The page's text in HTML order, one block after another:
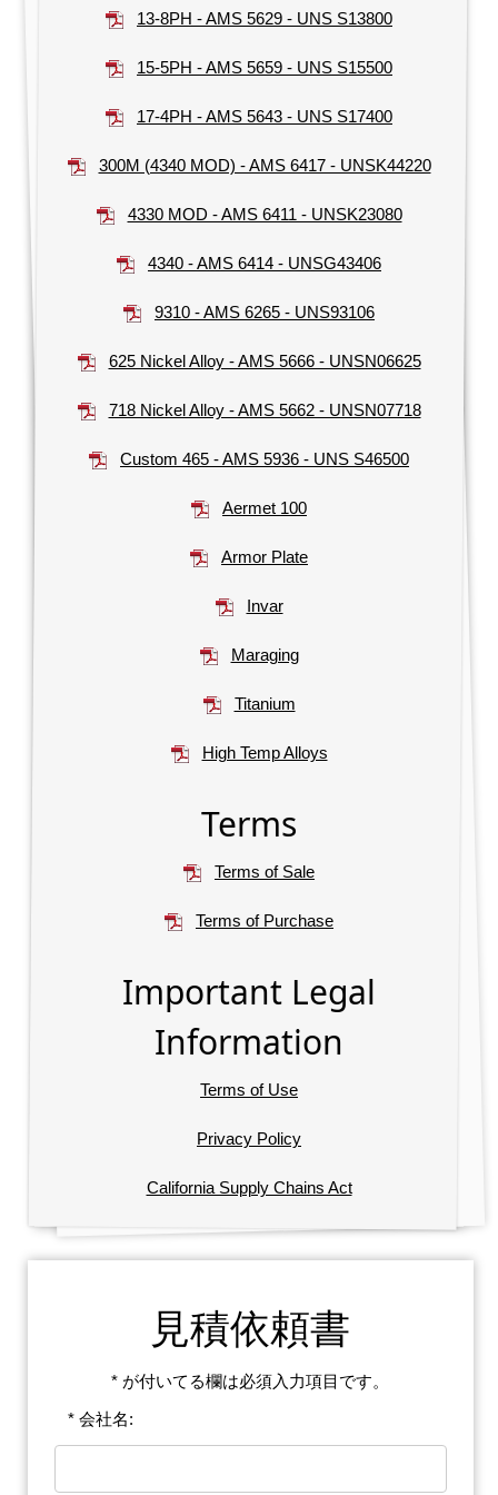
13-8PH - AMS 5629 - UNS S13800
15-5PH - AMS 5659 - UNS S15500
17-4PH - AMS 5643 - UNS S17400
300M (4340 MOD) - AMS 6417 - UNSK44220
4330 MOD - AMS 6411 - UNSK23080
4340 - AMS 6414 - UNSG43406
9310 - AMS 6265 - UNS93106
625 Nickel Alloy - AMS 5666 - UNSN06625
718 Nickel Alloy - AMS 5662 - UNSN07718
Custom 465 - AMS 5936 - UNS S46500
Aermet 100
Armor Plate
Invar
Maraging
Titanium
High Temp Alloys
Terms
Terms of Sale
Terms of Purchase
Important Legal
Information
Terms of Use
Privacy Policy
California Supply Chains Act
見積依頼書
* が付いてる欄は必須入力項目です。
* 会社名: